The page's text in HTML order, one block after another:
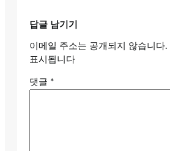
답글 남기기
이메일 주소는 공개되지 않습니다.
표시됩니다
댓글 *